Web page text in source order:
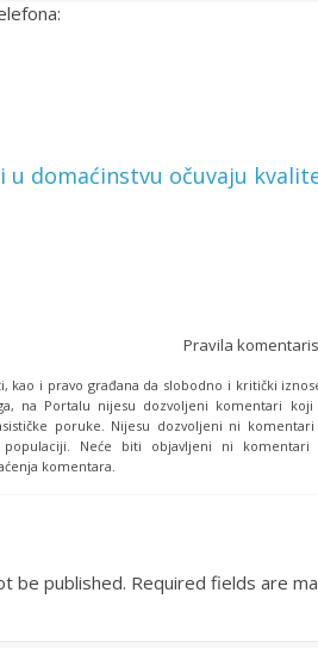
u domaćinstvu očuvaju
Pravila
kao i pravo građana da slobodno i kritički
na Portalu nijesu dozvoljeni komentari
poruke. Nijesu dozvoljeni ni
populaciji. Neće biti objavljeni ni
komentara.
be published. Required fields are